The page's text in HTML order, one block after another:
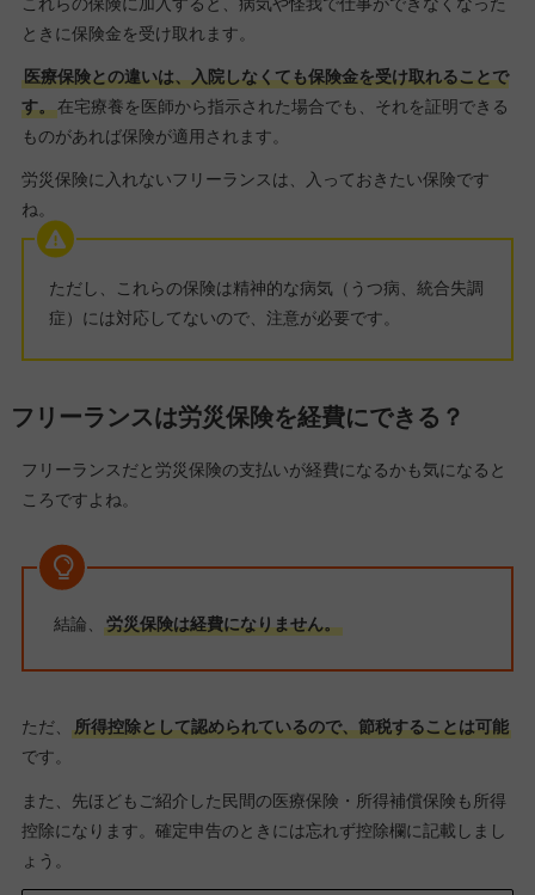
ときに保険金を受け取れます。
医療保険との違いは、入院しなくても保険金を受け取れることで
す。在宅療養を医師から指示された場合でも、それを証明できる
ものがあれば保険が適用されます。
労災保険に入れないフリーランスは、入っておきたい保険です
ね。
ただし、これらの保険は精神的な病気（うつ病、統合失調
症）には対応してないので、注意が必要です。
フリーランスは労災保険を経費にできる？
フリーランスだと労災保険の支払いが経費になるかも気になると
ころですよね。
結論、労災保険は経費になりません。
ただ、
所得控除として認められているので、節税することは可能
です。
また、先ほどもご紹介した民間の医療保険・所得補償保険も所得
控除になります。確定申告のときには忘れず控除欄に記載しまし
ょう。